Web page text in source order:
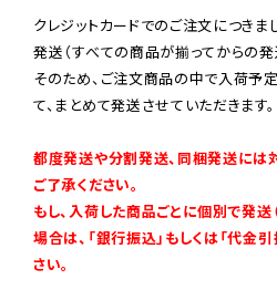
クレジットカードでのご注文につきま
発送（すべての商品が揃ってからの発
そのため、ご注文商品の中で入荷予
て、まとめて発送させていただきます。
都度発送や分割発送、同梱発送には
ご了承ください。
もし、入荷した商品ごとに個別で発送
場合は、「銀行振込」もしくは「代金
さい。